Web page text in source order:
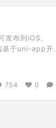
布到iOS、
基于uni-app开
[…]
754 0